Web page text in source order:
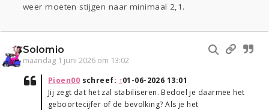
weer moeten stijgen naar minimaal 2,1.
Solomio
maandag 1 juni 2026 om 13:02
Pioen00 schreef: ↑01-06-2026 13:01
Jij zegt dat het zal stabiliseren. Bedoel je daarmee het
geboortecijfer of de bevolking? Als je het